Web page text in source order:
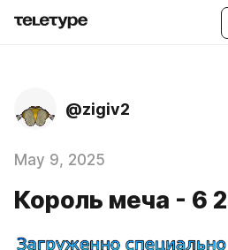
@zigiv2
May 9, 2025
Король меча - 6